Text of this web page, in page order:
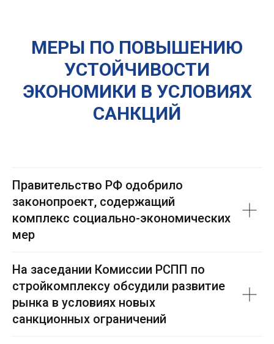
МЕРЫ ПО ПОВЫШЕНИЮ
УСТОЙЧИВОСТИ
ЭКОНОМИКИ В УСЛОВИЯХ
САНКЦИЙ
Правительство РФ одобрило
законопроект, содержащий
комплекс социально-экономических
мер
На заседании Комиссии РСПП по
стройкомплексу обсудили развитие
рынка в условиях новых
санкционных ограничений